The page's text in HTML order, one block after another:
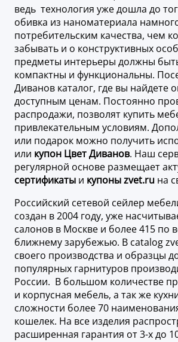
ведь технология уже дошла до
обивка из наноматериала
потребительским качества, чем
забывать и о конструктивных
предметы интерьеры должны
компактны и функциональны.
Диванов каталог, где вы найдете
доступным ценам. Постоянно
распродажи, позволят купить
привлекательным условиям.
или подарок можно получить
или купон Цвет Диванов. Наш
регулярной основе размещает
сертификаты и купоны zvet.ru на
Российский сетевой сейлер
создан в 2004 году, уже
салонов в Москве и более 415 по
ближнему зарубежью. В catalog
своего производства и образцы
популярных гарнитуров
России. В большом количестве
и корпусная мебель, а так же
сложности более 70
кошелек. На все изделия
расширенная гарантия от 3-х до